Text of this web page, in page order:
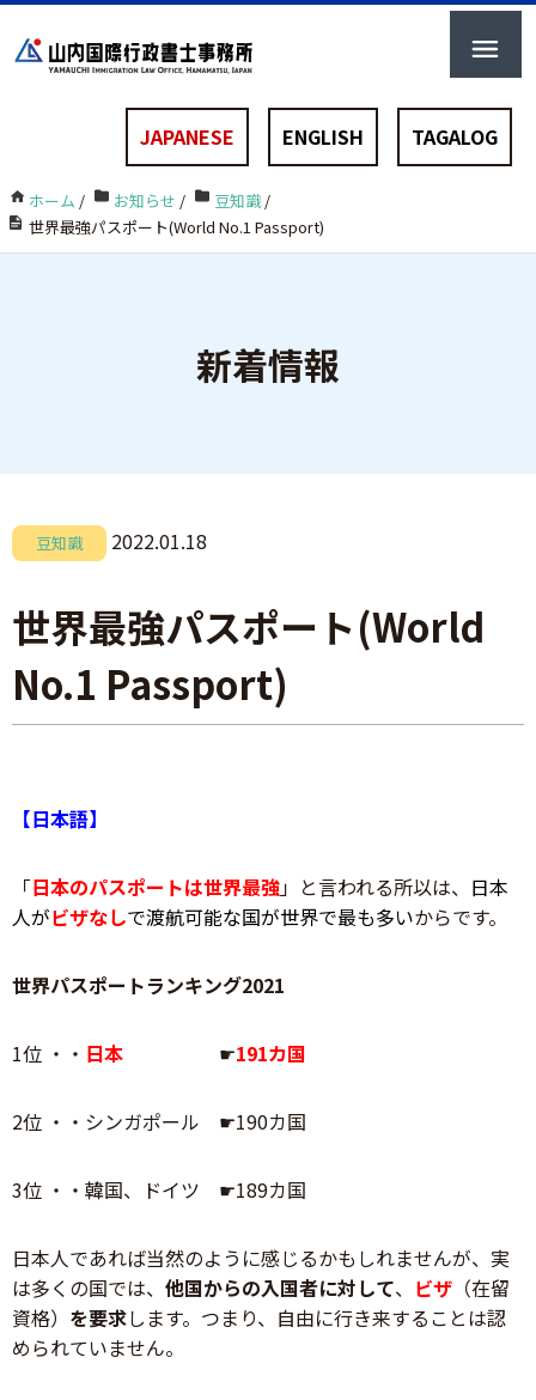
JAPANESE ENGLISH TAGALOG
ホーム / お知らせ / 豆知識/
世界最強パスポート(World No.1 Passport)
新着情報
豆知識 2022.01.18
世界最強パスポート(World
No.1 Passport)
【日本語】
「日本のパスポートは世界最強」と言われる所以は、 日本
人がビザなしで渡航可能な国が世界で最も多いからです。
世界パスポートランキング2021
1位 ・・ 日本 ☛191カ国
2位 ・・シンガポール ☛190カ国
3位 ・・韓国、ドイツ ☛189カ国
日本人であれば当然のように感じるかもしれませんが、実
は多くの国では、 他国からの入国者に対して、 ビザ （在留
資格） を要求します。つまり、自由に行き来することは認
められていません。